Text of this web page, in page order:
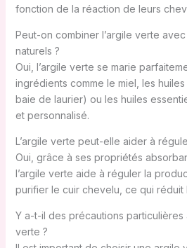
fonction de la réaction de leurs
Peut-on combiner l’argile verte
naturels ?
Oui, l’argile verte se marie
ingrédients comme le miel, les
baie de laurier) ou les huiles
et personnalisé.
L’argile verte peut-elle aider à
Oui, grâce à ses propriétés
l’argile verte aide à réguler la
purifier le cuir chevelu, ce qui réduit
Y a-t-il des précautions particulières
verte ?